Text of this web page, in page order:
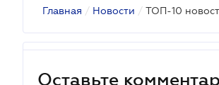
Главная / Новости / ТОП-10
Оставьте